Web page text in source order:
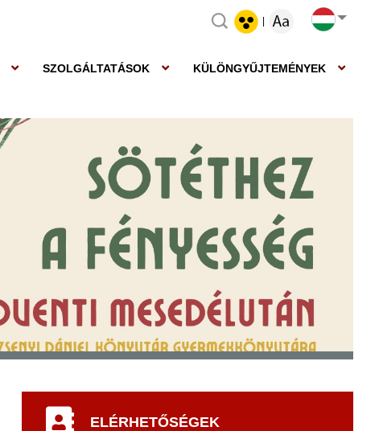
|
SZOLGÁLTATÁSOK KÜLÖNGYŰJTEMÉNYEK
ELÉRHETŐSÉGEK